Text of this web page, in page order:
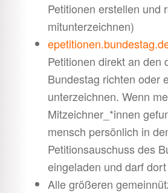
Strukturen
Youth
Downloads
Shop
Petitionen erstellen und
mitunterzeichnen)
Petitionen direkt an den
Bundestag richten oder
unterzeichnen. Wenn
Mitzeichner_*innen
mensch persönlich in
Petitionsauschuss des
eingeladen und darf
Alle größeren